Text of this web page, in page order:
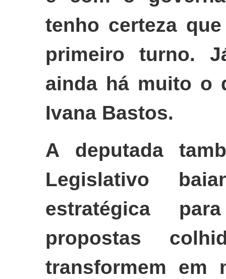
tenho certeza
primeiro turno.
ainda há muito o
Ivana Bastos.
A deputada
Legislativo
estratégica
propostas
transformem em